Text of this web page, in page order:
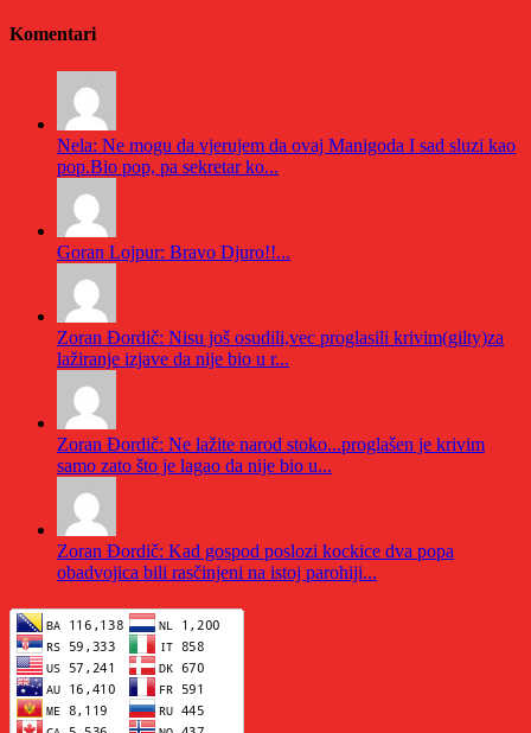
Komentari
Nela: Ne mogu da vjerujem da ovaj Manigoda I sad sluzi kao
pop.Bio pop, pa sekretar ko...
Goran Lojpur: Bravo Djuro!!...
Zoran Đordič: Nisu još osudili,vec proglasili krivim(gilty)za
lažiranje izjave da nije bio u r...
Zoran Đordič: Ne lažite narod stoko...proglašen je krivim
samo zato što je lagao da nije bio u...
Zoran Đordič: Kad gospod poslozi kockice dva popa
obadvojica bili rasčinjeni na istoj parohiji...